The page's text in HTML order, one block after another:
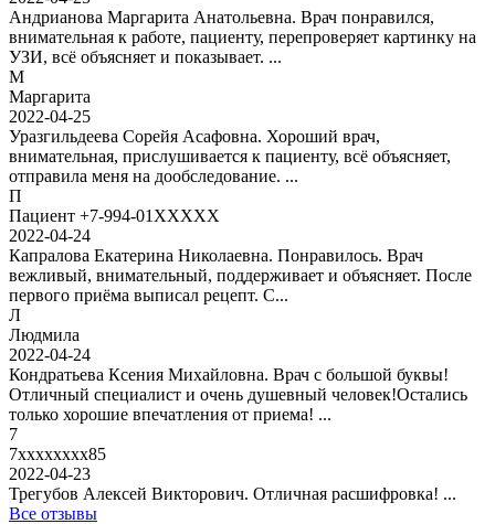
Андрианова Маргарита Анатольевна. Врач понравился,
внимательная к работе, пациенту, перепроверяет картинку на
УЗИ, всё объясняет и показывает. ...
М
Маргарита
2022-04-25
Уразгильдеева Сорейя Асафовна. Хороший врач,
внимательная, прислушивается к пациенту, всё объясняет,
отправила меня на дообследование. ...
П
Пациент +7-994-01XXXXX
2022-04-24
Капралова Екатерина Николаевна. Понравилось. Врач
вежливый, внимательный, поддерживает и объясняет. После
первого приёма выписал рецепт. С...
Л
Людмила
2022-04-24
Кондратьева Ксения Михайловна. Врач с большой буквы!
Отличный специалист и очень душевный человек!Остались
только хорошие впечатления от приема! ...
7
7xxxxxxxx85
2022-04-23
Трегубов Алексей Викторович. Отличная расшифровка! ...
Все отзывы